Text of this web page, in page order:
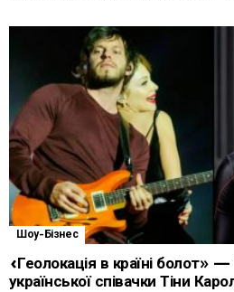
Шоу-Бізнес
«Геолокація в країні болот»
української співачки Тіни